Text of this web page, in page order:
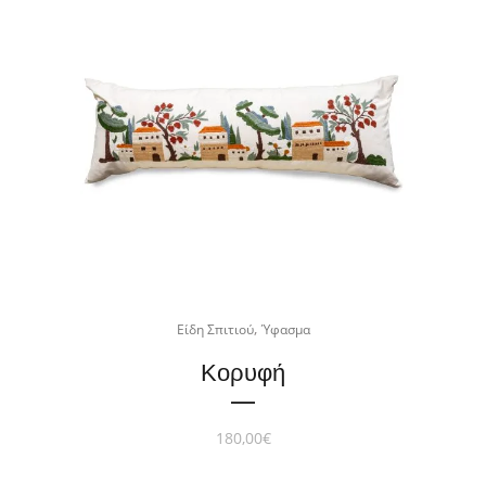
Είδη Σπιτιού, Ύφασμα
Κορυφή
180,00€